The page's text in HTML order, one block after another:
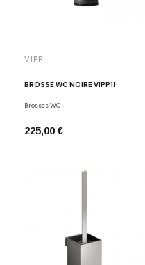
VIPP
BROSSE WC NOIRE VIPP11
Brosses WC
225,00 €